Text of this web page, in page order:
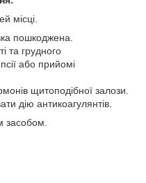
місці.
пошкоджена.
та грудного
або прийомі
щитоподібної залози.
дію антикоагулянтів.
засобом.